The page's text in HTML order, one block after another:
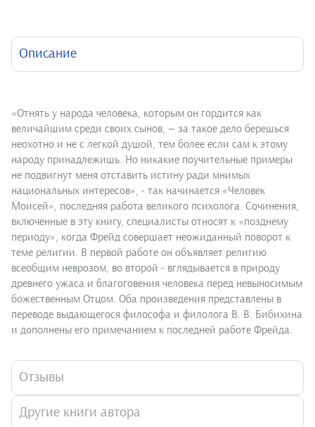
Описание
«Отнять у народа человека, которым он гордится как
величайшим среди своих сынов, — за такое дело берешься
неохотно и не с легкой душой, тем более если сам к этому
народу принадлежишь. Но никакие поучительные примеры
не подвигнут меня отставить истину ради мнимых
национальных интересов», - так начинается «Человек
Моисей», последняя работа великого психолога. Сочинения,
включенные в эту книгу, специалисты относят к «позднему
периоду», когда Фрейд совершает неожиданный поворот к
теме религии. В первой работе он объявляет религию
всеобщим неврозом, во второй - вглядывается в природу
древнего ужаса и благоговения человека перед невыносимым
божественным Отцом. Оба произведения представлены в
переводе выдающегося философа и филолога В. В. Бибихина
и дополнены его примечанием к последней работе Фрейда.
Отзывы
Другие книги автора